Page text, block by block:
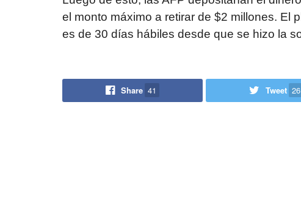
el monto máximo a retirar de $2 millones. El
es de 30 días hábiles desde que se hizo la
Share 41 Tweet 26